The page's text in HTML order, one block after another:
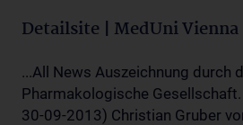
Detailsite | MedUni Vienna
...All News Auszeichnung durch
Pharmakologische Gesellschaft.
30-09-2013) Christian Gruber